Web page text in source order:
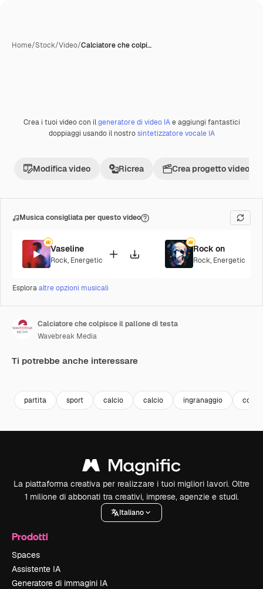
Home/Stock/Video/Calciatore che colpi…
Premium
Crea i tuoi video con ilgeneratore di video IAe aggiungi fantastici
doppiaggi usando il nostrosintetizzatore vocale IA
Modifica video Ricrea Crea progetto video
Musica consigliata per questo video
Vaseline
Rock, Energetic
Rock on
Rock, Energetic
Esploraaltre opzioni musicali
Calciatore che colpisce il pallone di testa
Wavebreak Media
Ti potrebbe anche interessare
partita sport calcio calcio ingranaggio
La piattaforma creativa per realizzare i tuoi migliori lavori. Oltre
1 milione di abbonati tra creativi, imprese, agenzie e studi.
Italiano
Prodotti
Spaces
Assistente IA
Generatore di immagini IA